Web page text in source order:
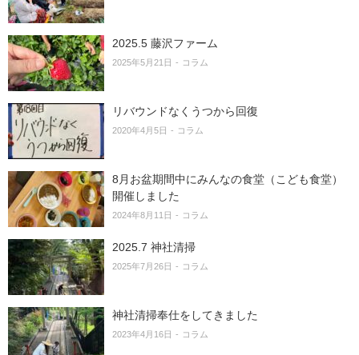
2025.5 藤沢ファーム
2025年5月21日 コラム
リバウンドなくうつから回復
2020年4月5日 コラム
8月お盆期間中にみんなの食堂（こども食堂）
開催しました
2024年8月11日 コラム
2025.7 神社清掃
2025年7月26日 コラム
神社清掃奉仕をしてきました
2023年4月16日 コラム